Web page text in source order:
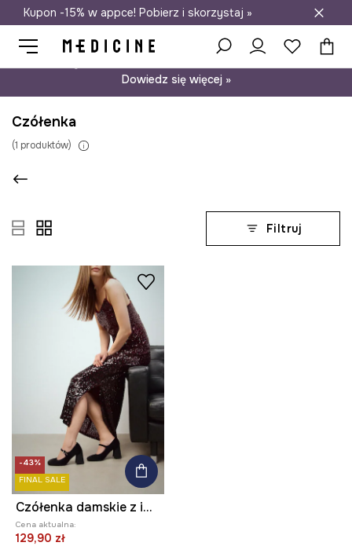
Darmowa dostawa do salonów
Kupon -15% w appce! Pobierz i skorzystaj »
Dowiedz się więcej »
Czółenka
(1 produktów)
Filtruj
-43%
FINAL SALE
Czółenka damskie z imitacji zamszu
Cena aktualna:
129,90 zł